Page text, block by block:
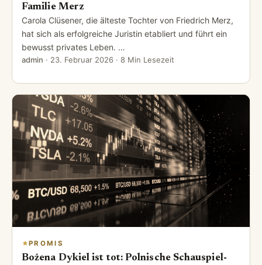
Familie Merz
Carola Clüsener, die älteste Tochter von Friedrich Merz,
hat sich als erfolgreiche Juristin etabliert und führt ein
bewusst privates Leben. …
admin · 23. Februar 2026 · 8 Min Lesezeit
PROMIS
Bożena Dykiel ist tot: Polnische Schauspiel-